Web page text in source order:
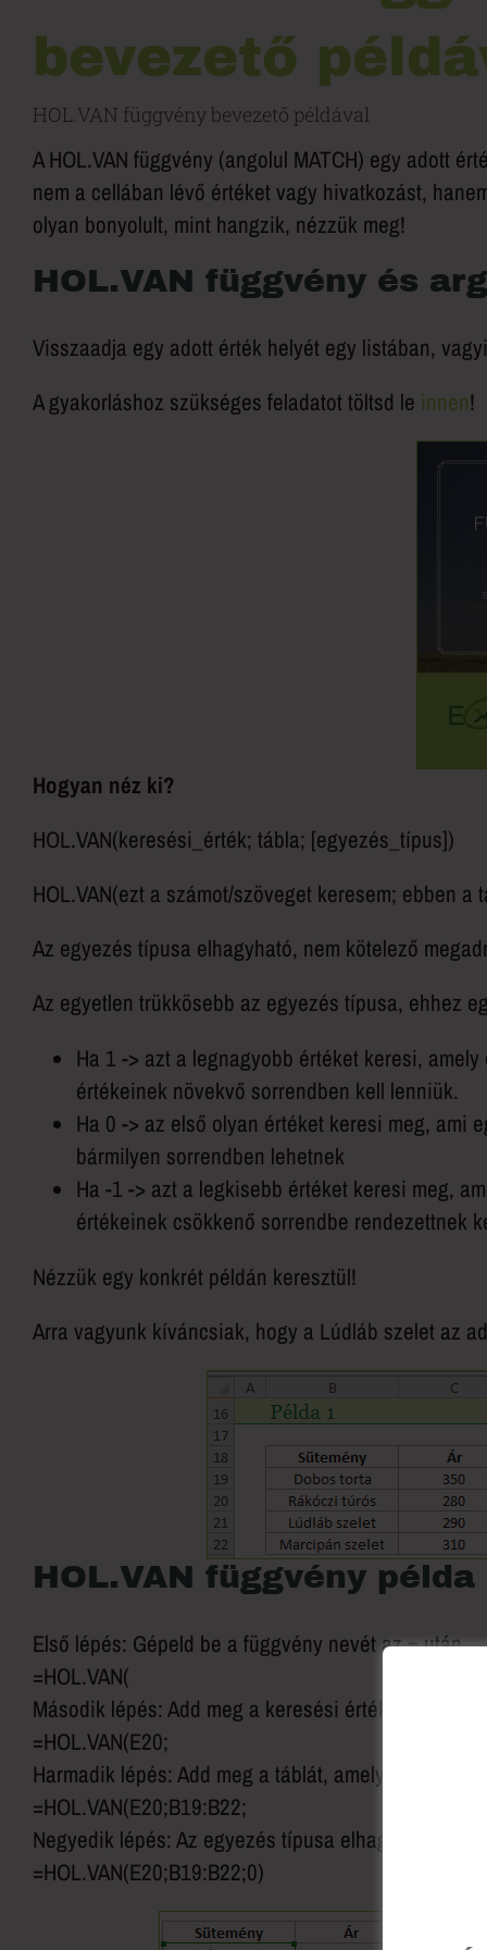
bevezető
HOL.VAN függvény bevezető példával
A HOL.VAN függvény (angolul MATCH) egy adott
nem a cellában lévő értéket vagy hivatkozást,
olyan bonyolult, mint hangzik, nézzük meg!
HOL.VAN függvény és
Visszaadja egy adott érték helyét egy listában,
A gyakorláshoz szükséges feladatot töltsd le innen!
Hogyan néz ki?
HOL.VAN(keresési_érték; tábla; [egyezés_típus])
HOL.VAN(ezt a számot/szöveget keresem; ebben
Az egyezés típusa elhagyható, nem kötelező
Az egyetlen trükkösebb az egyezés típusa, ehhez
Ha 1 -> azt a legnagyobb értéket keresi,
értékeinek növekvő sorrendben kell lenniük.
Ha 0 -> az első olyan értéket keresi meg, ami
bármilyen sorrendben lehetnek
Ha -1 -> azt a legkisebb értéket keresi meg,
értékeinek csökkenő sorrendbe rendezettnek
Nézzük egy konkrét példán keresztül!
Arra vagyunk kíváncsiak, hogy a Lúdláb szelet az
HOL.VAN függvény példa
Első lépés: Gépeld be a függvény nevét az = után
=HOL.VAN(
Második lépés: Add meg a keresési értéket, vagyis
=HOL.VAN(E20;
Harmadik lépés: Add meg a táblát, amelyben a
=HOL.VAN(E20;B19:B22;
Negyedik lépés: Az egyezés típusa elhagyható, de
=HOL.VAN(E20;B19:B22;0)